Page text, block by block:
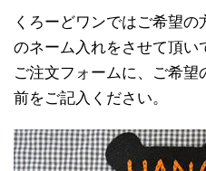
くろーどワンではご希望
のネーム入れをさせて頂い
ご注文フォームに、ご希望
前をご記入ください。